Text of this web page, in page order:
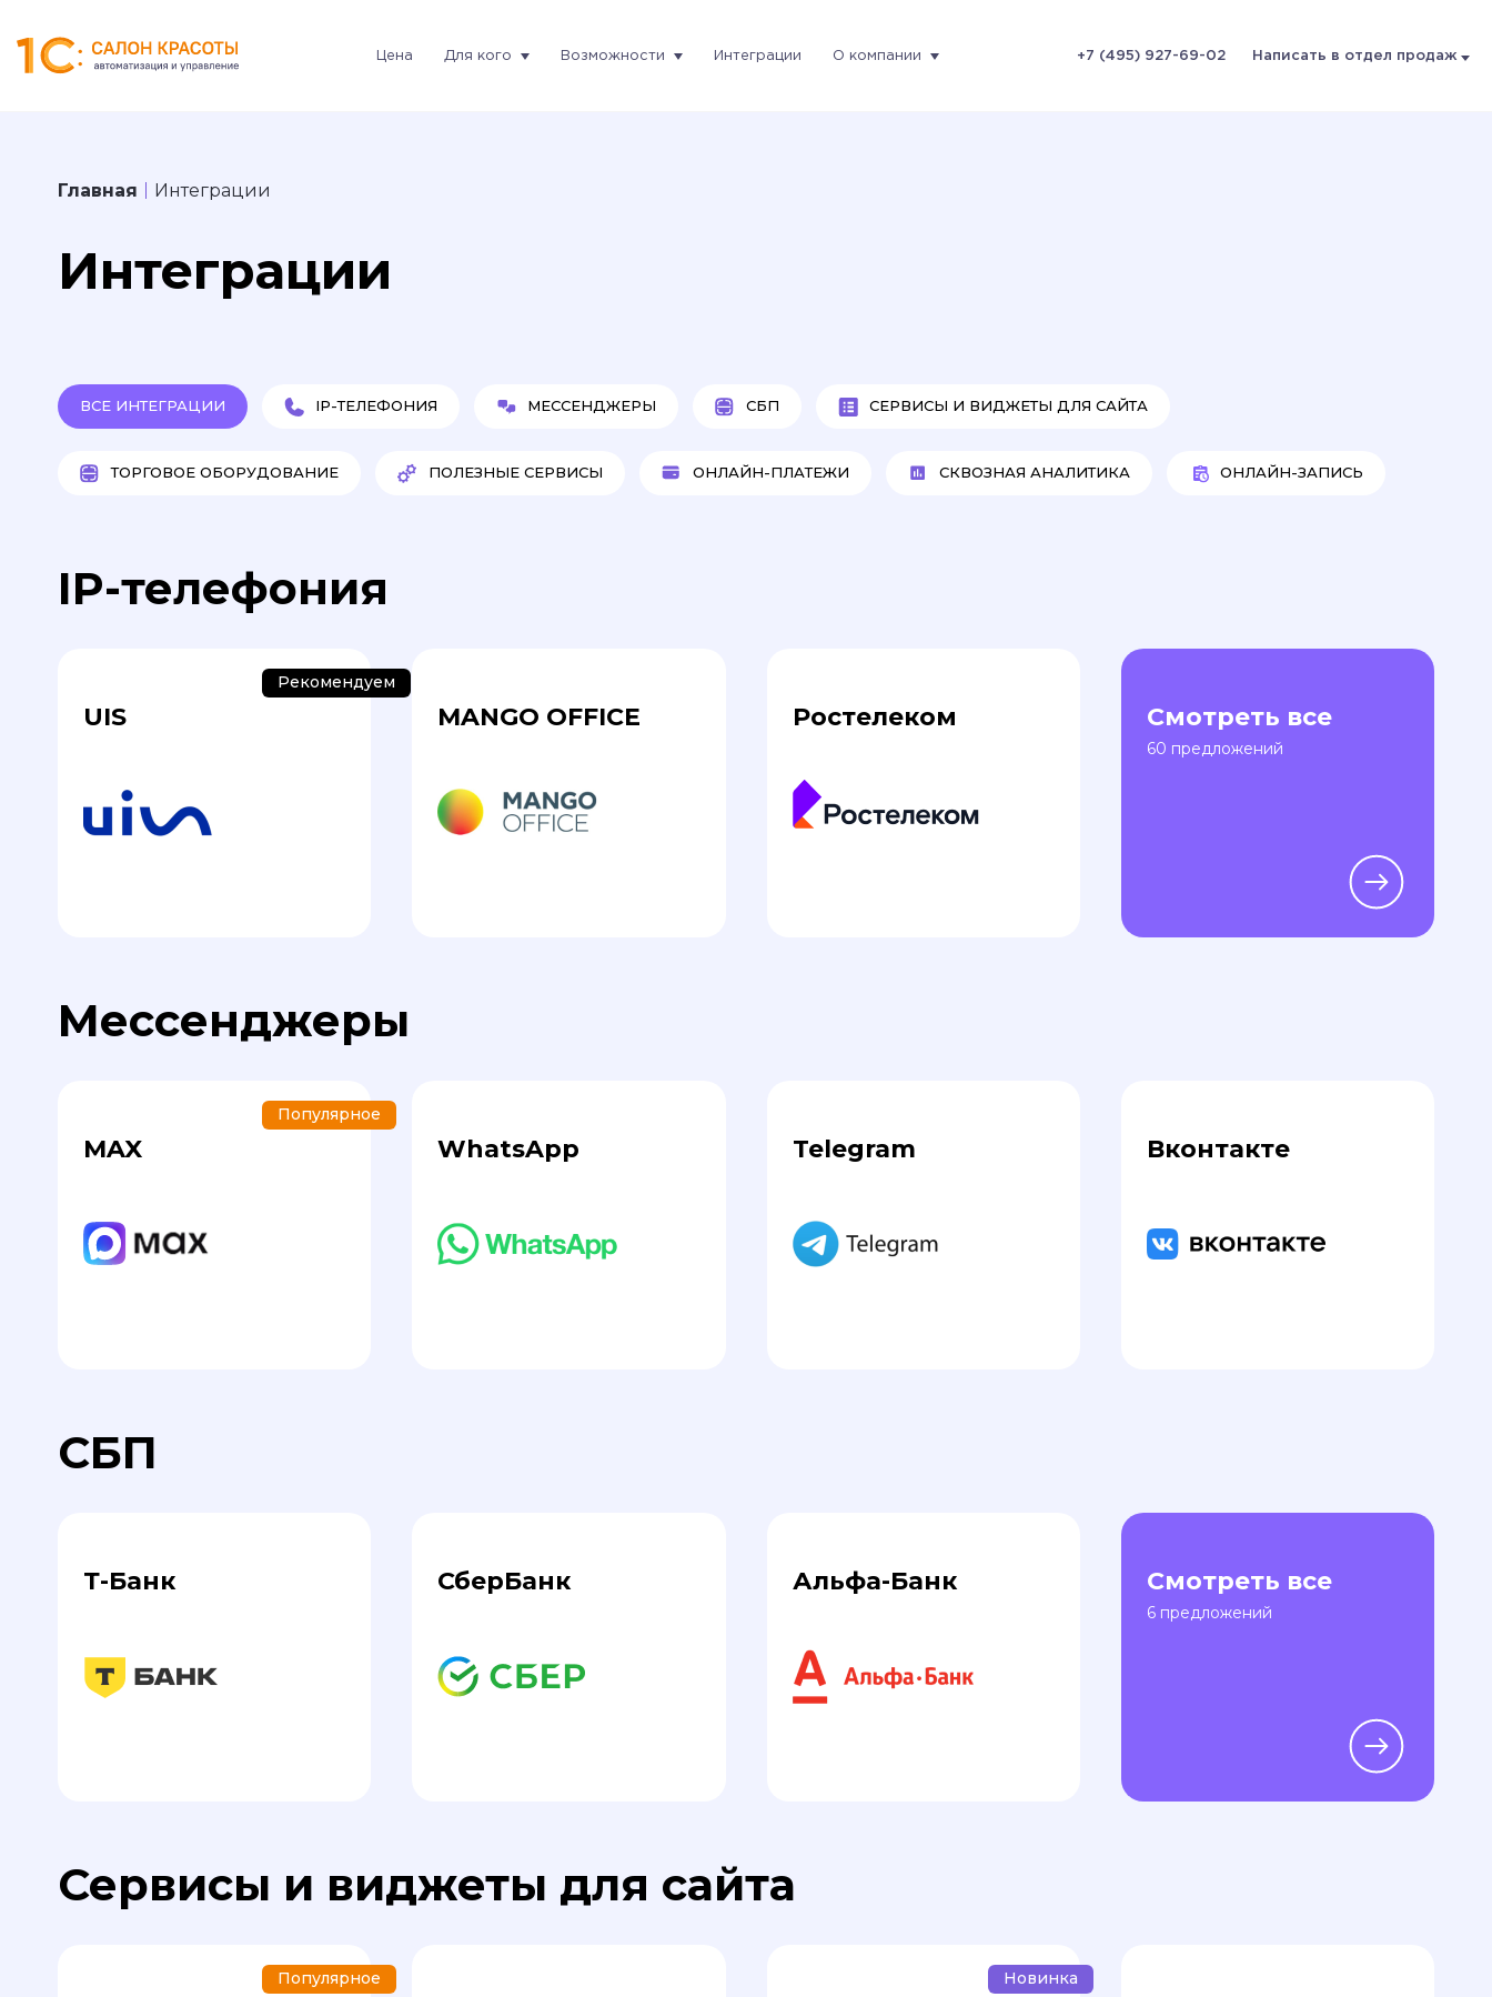
Цена Для кого Возможности Интеграции О компании +7 (495) 927-69-02 Написать в отдел продаж
Главная Интеграции
Интеграции
ВСЕ ИНТЕГРАЦИИ IP-ТЕЛЕФОНИЯ МЕССЕНДЖЕРЫ СБП СЕРВИСЫ И ВИДЖЕТЫ ДЛЯ САЙТА
ТОРГОВОЕ ОБОРУДОВАНИЕ ПОЛЕЗНЫЕ СЕРВИСЫ ОНЛАЙН-ПЛАТЕЖИ СКВОЗНАЯ АНАЛИТИКА ОНЛАЙН-ЗАПИСЬ
IP-телефония
Рекомендуем
UIS MANGO OFFICE Ростелеком Смотреть все
60 предложений
Мессенджеры
Популярное
MAX WhatsApp Telegram Вконтакте
СБП
Т-Банк СберБанк Альфа-Банк Смотреть все
6 предложений
Сервисы и виджеты для сайта
Популярное Новинка